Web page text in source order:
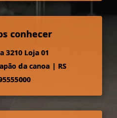
conhecer
3210 Loja 01
da canoa | RS